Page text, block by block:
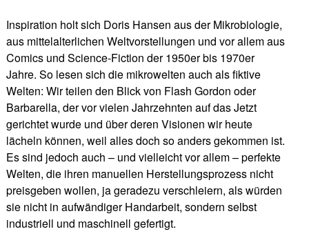
Inspiration holt sich Doris Hansen aus der Mikrobiologie,
aus mittelalterlichen Weltvorstellungen und vor allem aus
Comics und Science-Fiction der 1950er bis 1970er
Jahre. So lesen sich die mikrowelten auch als fiktive
Welten: Wir teilen den Blick von Flash Gordon oder
Barbarella, der vor vielen Jahrzehnten auf das Jetzt
gerichtet wurde und über deren Visionen wir heute
lächeln können, weil alles doch so anders gekommen ist.
Es sind jedoch auch – und vielleicht vor allem – perfekte
Welten, die ihren manuellen Herstellungsprozess nicht
preisgeben wollen, ja geradezu verschleiern, als würden
sie nicht in aufwändiger Handarbeit, sondern selbst
industriell und maschinell gefertigt.